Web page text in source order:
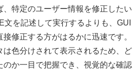
、特定のユーザー情報を修正したい
を記述して実行するよりも、GUI
修正する方がはるかに迅速です。
は色分けされて表示されるため、ど
のか一目で把握でき、視覚的な確認